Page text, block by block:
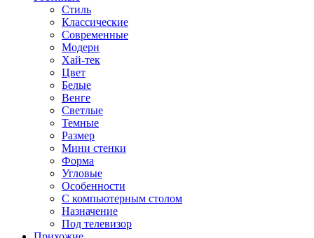
Стиль
Классические
Современные
Модерн
Хай-тек
Цвет
Белые
Венге
Светлые
Темные
Размер
Мини стенки
Форма
Угловые
Особенности
С компьютерным столом
Назначение
Под телевизор